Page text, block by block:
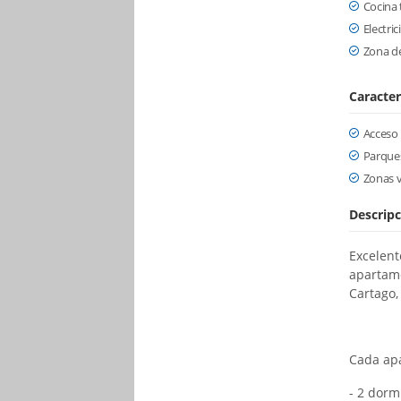
Zona
Zonas
Cada
- 2